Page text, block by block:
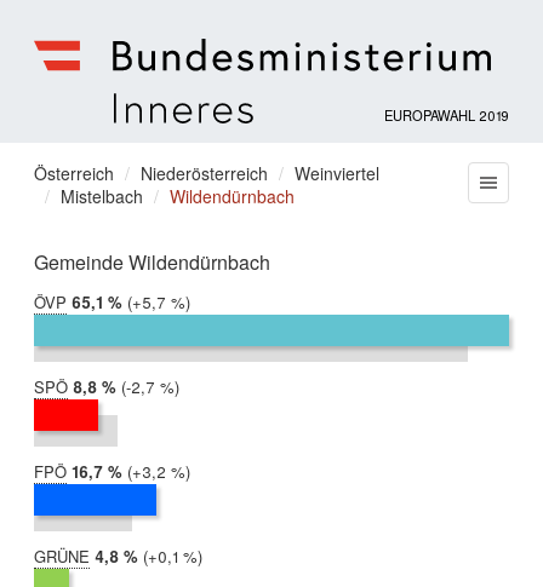
für
Inneres
EUROPAWAHL 2019
Sie
befinden
hier:
Österreich Niederösterreich
Weinviertel
Mistelbach
Wildendürnbach
Gemeinde Wildendürnbach
ÖVP 2019:
65,1 %
2014:
59,4 %
Differenz:
+5,7 %
SPÖ 2019:
8,8 %
2014:
11,5 %
Differenz:
-2,7 %
FPÖ 2019:
16,7 %
2014:
13,5 %
Differenz:
+3,2 %
GRÜNE 2019:
4,8 %
2014:
4,7 %
Differenz:
+0,1 %